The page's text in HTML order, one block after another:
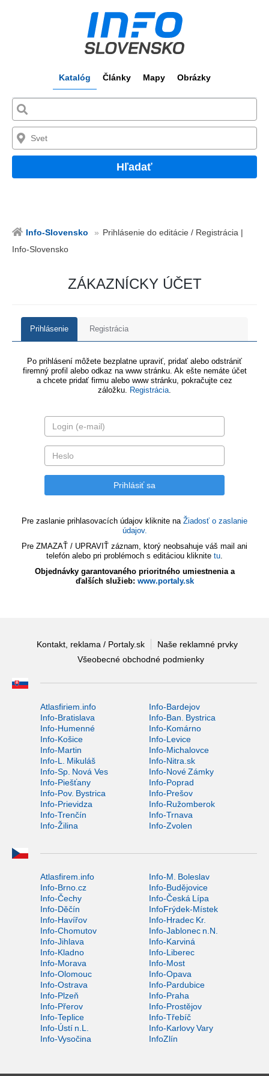
Katalóg Články Mapy Obrázky
Hľadať
Info-Slovensko
Prihlásenie do editácie / Registrácia |
Info-Slovensko
ZÁKAZNÍCKY ÚČET
Prihlásenie Registrácia
Po prihlásení môžete bezplatne upraviť, pridať alebo odstrániť
firemný profil alebo odkaz na www stránku. Ak ešte nemáte účet
a chcete pridať firmu alebo www stránku, pokračujte cez
záložku. Registrácia.
Pre zaslanie prihlasovacích údajov kliknite na Žiadosť o zaslanie
údajov.
Pre ZMAZAŤ / UPRAVIŤ záznam, ktorý neobsahuje váš mail ani
telefón alebo pri problémoch s editáciou kliknite tu.
Objednávky garantovaného prioritného umiestnenia a
ďalších služieb: www.portaly.sk
Kontakt, reklama / Portaly.sk
Naše reklamné prvky
Všeobecné obchodné podmienky
Atlasfiriem.info
Info-Bardejov
Info-Bratislava
Info-Ban. Bystrica
Info-Humenné
Info-Komárno
Info-Košice
Info-Levice
Info-Martin
Info-Michalovce
Info-L. Mikuláš
Info-Nitra.sk
Info-Sp. Nová Ves
Info-Nové Zámky
Info-Piešťany
Info-Poprad
Info-Pov. Bystrica
Info-Prešov
Info-Prievidza
Info-Ružomberok
Info-Trenčín
Info-Trnava
Info-Žilina
Info-Zvolen
Atlasfirem.info
Info-M. Boleslav
Info-Brno.cz
Info-Budějovice
Info-Čechy
Info-Česká Lípa
Info-Děčín
InfoFrýdek-Místek
Info-Havířov
Info-Hradec Kr.
Info-Chomutov
Info-Jablonec n.N.
Info-Jihlava
Info-Karviná
Info-Kladno
Info-Liberec
Info-Morava
Info-Most
Info-Olomouc
Info-Opava
Info-Ostrava
Info-Pardubice
Info-Plzeň
Info-Praha
Info-Přerov
Info-Prostějov
Info-Teplice
Info-Třebíč
Info-Ústí n.L.
Info-Karlovy Vary
Info-Vysočina
InfoZlín